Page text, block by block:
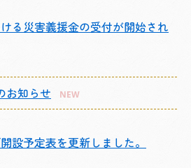
る災害義援金の受付が開始され
お知らせ NEW
設予定表を更新しました。